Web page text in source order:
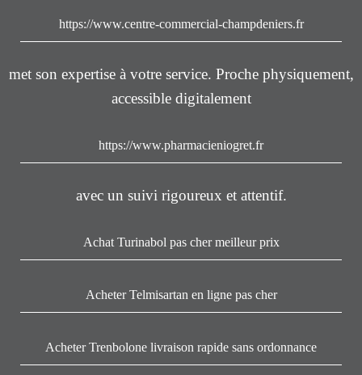
https://www.centre-commercial-champdeniers.fr
met son expertise à votre service. Proche physiquement,
accessible digitalement
https://www.pharmacieniogret.fr
avec un suivi rigoureux et attentif.
Achat Turinabol pas cher meilleur prix
Acheter Telmisartan en ligne pas cher
Acheter Trenbolone livraison rapide sans ordonnance